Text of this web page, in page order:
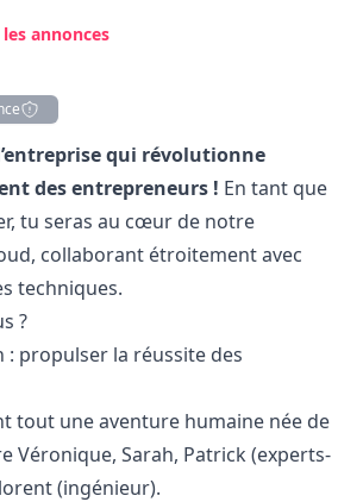
annonces
qui révolutionne
des entrepreneurs ! En tant que
tu seras au cœur de notre
collaborant étroitement avec
techniques.
?
propulser la réussite des
tout une aventure humaine née de
Véronique, Sarah, Patrick (experts-
(ingénieur).